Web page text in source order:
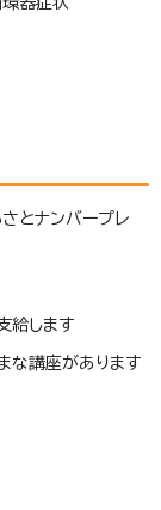
とナンバープレ
給します
な講座があります